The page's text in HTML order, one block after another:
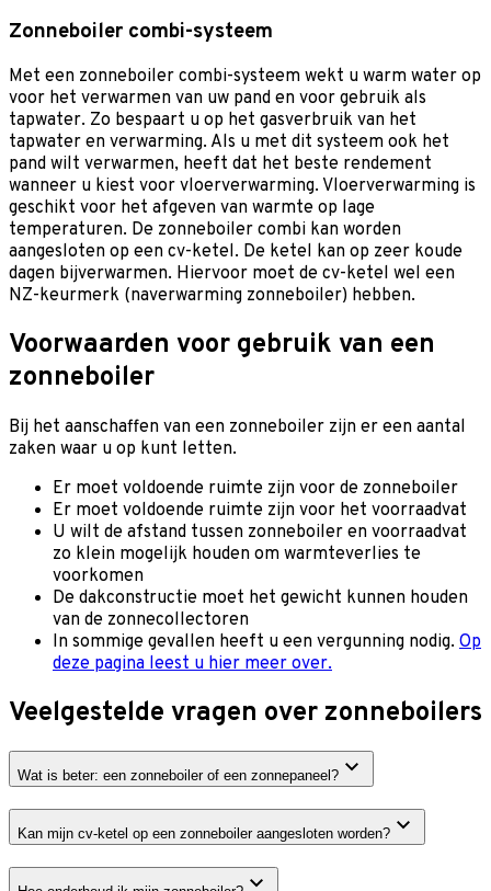
Zonneboiler combi-systeem
Met een zonneboiler combi-systeem wekt u warm water op
voor het verwarmen van uw pand en voor gebruik als
tapwater. Zo bespaart u op het gasverbruik van het
tapwater en verwarming. Als u met dit systeem ook het
pand wilt verwarmen, heeft dat het beste rendement
wanneer u kiest voor vloerverwarming. Vloerverwarming is
geschikt voor het afgeven van warmte op lage
temperaturen. De zonneboiler combi kan worden
aangesloten op een cv-ketel. De ketel kan op zeer koude
dagen bijverwarmen. Hiervoor moet de cv-ketel wel een
NZ-keurmerk (naverwarming zonneboiler) hebben.
Voorwaarden voor gebruik van een
zonneboiler
Bij het aanschaffen van een zonneboiler zijn er een aantal
zaken waar u op kunt letten.
Er moet voldoende ruimte zijn voor de zonneboiler
Er moet voldoende ruimte zijn voor het voorraadvat
U wilt de afstand tussen zonneboiler en voorraadvat
zo klein mogelijk houden om warmteverlies te
voorkomen
De dakconstructie moet het gewicht kunnen houden
van de zonnecollectoren
In sommige gevallen heeft u een vergunning nodig. Op
deze pagina leest u hier meer over.
Veelgestelde vragen over zonneboilers
Wat is beter: een zonneboiler of een zonnepaneel?
Kan mijn cv-ketel op een zonneboiler aangesloten worden?